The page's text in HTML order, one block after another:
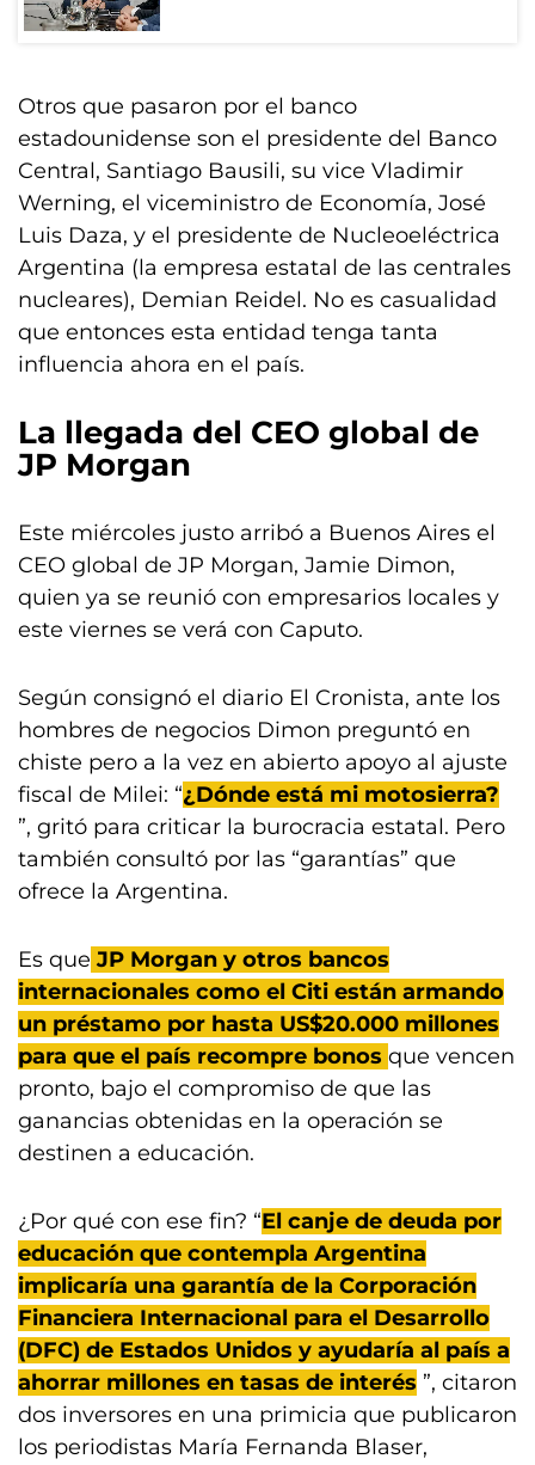
Otros que pasaron por el banco
estadounidense son el presidente del Banco
Central, Santiago Bausili, su vice Vladimir
Werning, el viceministro de Economía, José
Luis Daza, y el presidente de Nucleoeléctrica
Argentina (la empresa estatal de las centrales
nucleares), Demian Reidel. No es casualidad
que entonces esta entidad tenga tanta
influencia ahora en el país.
La llegada del CEO global de
JP Morgan
Este miércoles justo arribó a Buenos Aires el
CEO global de JP Morgan, Jamie Dimon,
quien ya se reunió con empresarios locales y
este viernes se verá con Caputo.
Según consignó el diario El Cronista, ante los
hombres de negocios Dimon preguntó en
chiste pero a la vez en abierto apoyo al ajuste
fiscal de Milei: “¿Dónde está mi motosierra?
”, gritó para criticar la burocracia estatal. Pero
también consultó por las “garantías” que
ofrece la Argentina.
Es que JP Morgan y otros bancos
internacionales como el Citi están armando
un préstamo por hasta US$20.000 millones
para que el país recompre bonos que vencen
pronto, bajo el compromiso de que las
ganancias obtenidas en la operación se
destinen a educación.
¿Por qué con ese fin? “El canje de deuda por
educación que contempla Argentina
implicaría una garantía de la Corporación
Financiera Internacional para el Desarrollo
(DFC) de Estados Unidos y ayudaría al país a
ahorrar millones en tasas de interés ”, citaron
dos inversores en una primicia que publicaron
los periodistas María Fernanda Blaser,